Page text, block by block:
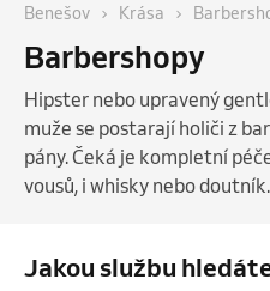
Benešov Krása
Barbershopy
Hipster nebo upravený
muže se postarají holiči z
pány. Čeká je kompletní
vousů, i whisky nebo doutník.
Jakou službu